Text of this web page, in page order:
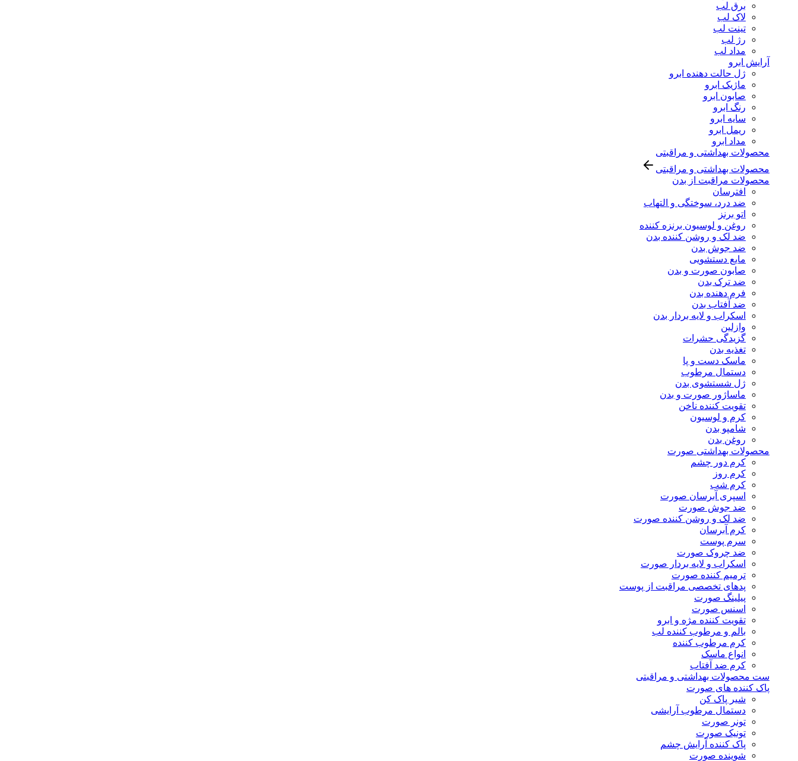
برق لب
لاک لب
تینت لب
رژ لب
مداد لب
آرایش ابرو
ژل حالت دهنده ابرو
ماژیک ابرو
صابون ابرو
رنگ ابرو
سایه ابرو
ریمل ابرو
مداد ابرو
محصولات بهداشتی و مراقبتی
محصولات بهداشتی و مراقبتی
محصولات مراقبت از بدن
افترسان
ضد درد، سوختگی و التهاب
اتو برنز
روغن و لوسیون برنزه کننده
ضد لک و روشن کننده بدن
ضد جوش بدن
مایع دستشویی
صابون صورت و بدن
ضد ترک بدن
فرم دهنده بدن
ضد آفتاب بدن
اسکراب و لایه بردار بدن
وازلین
گزیدگی حشرات
تغذیه بدن
ماسک دست و پا
دستمال مرطوب
ژل شستشوی بدن
ماساژور صورت و بدن
تقویت کننده ناخن
کرم و لوسیون
شامپو بدن
روغن بدن
محصولات بهداشتی صورت
کرم دور چشم
کرم روز
کرم شب
اسپری آبرسان صورت
ضد جوش صورت
ضد لک و روشن کننده صورت
کرم آبرسان
سرم پوست
ضد چروک صورت
اسکراب و لایه بردار صورت
ترمیم کننده صورت
پدهای تخصصی مراقبت از پوست
پیلینگ صورت
اسنس صورت
تقویت کننده مژه و ابرو
بالم و مرطوب کننده لب
کرم مرطوب کننده
انواع ماسک
کرم ضد آفتاب
ست محصولات بهداشتی و مراقبتی
پاک کننده های صورت
شیر پاک کن
دستمال مرطوب آرایشی
تونر صورت
تونیک صورت
پاک کننده آرایش چشم
شوینده صورت